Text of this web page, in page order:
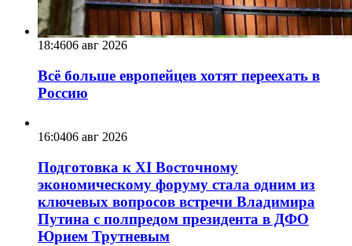
18:4606 авг 2026
Всё больше европейцев хотят переехать в
Россию
16:0406 авг 2026
Подготовка к XI Восточному
экономическому форуму стала одним из
ключевых вопросов встречи Владимира
Путина с полпредом президента в ДФО
Юрием Трутневым